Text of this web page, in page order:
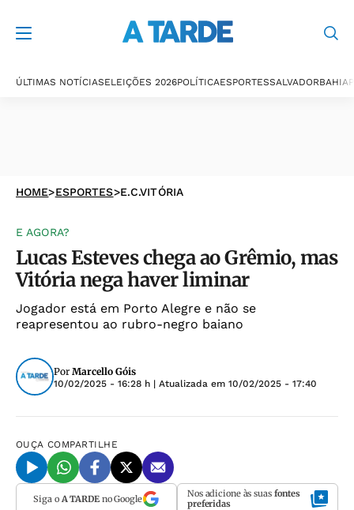
ÚLTIMAS NOTÍCIASELEIÇÕES 2026POLÍTICAESPORTESSALVADORBAHIA
HOME>ESPORTES>E.C.VITÓRIA
E AGORA?
Lucas Esteves chega ao Grêmio, mas
Vitória nega haver liminar
Jogador está em Porto Alegre e não se
reapresentou ao rubro-negro baiano
Por Marcello Góis
10/02/2025 - 16:28 h | Atualizada em 10/02/2025 - 17:40
OUÇA COMPARTILHE
Siga o A TARDEno Google Nos adicione às suas fontes
preferidas